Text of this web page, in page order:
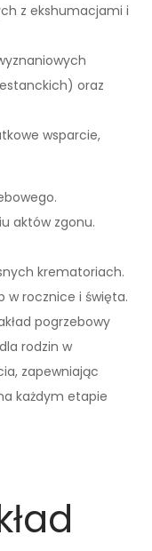
z ekshumacjami i
oraz
wsparcie,
aktów zgonu.
krematoriach.
w rocznice i święta.
pogrzebowy
rodzin w
zapewniając
każdym etapie